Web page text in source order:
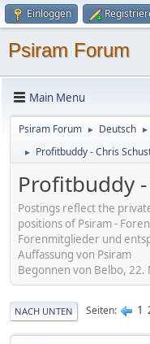
Einloggen
Psiram Forum
Main Menu
Psiram Forum ► Deutsch ►
► Profitbuddy - Chris
Profitbuddy
Postings reflect the
positions of Psiram -
Forenmitglieder und
Auffassung von Psiram
Begonnen von Belbo, 22.
NACH UNTEN Seiten 1